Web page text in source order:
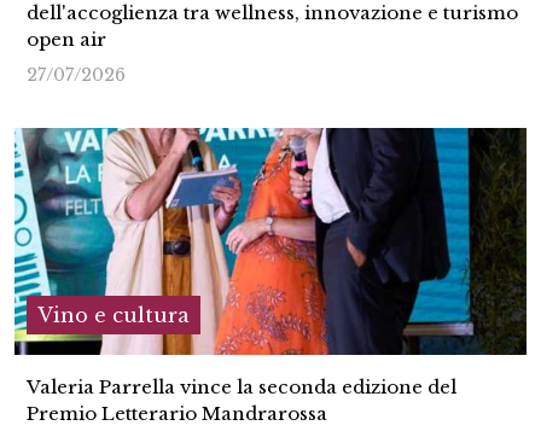
dell'accoglienza tra wellness, innovazione e turismo
open air
27/07/2026
Vino e cultura
Valeria Parrella vince la seconda edizione del
Premio Letterario Mandrarossa